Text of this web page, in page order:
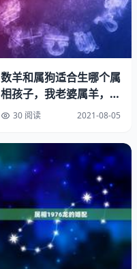
数羊和属狗适合生哪个属
相孩子，我老婆属羊，我
属狗，请教各位高人，生
30 阅读 2021-08-05